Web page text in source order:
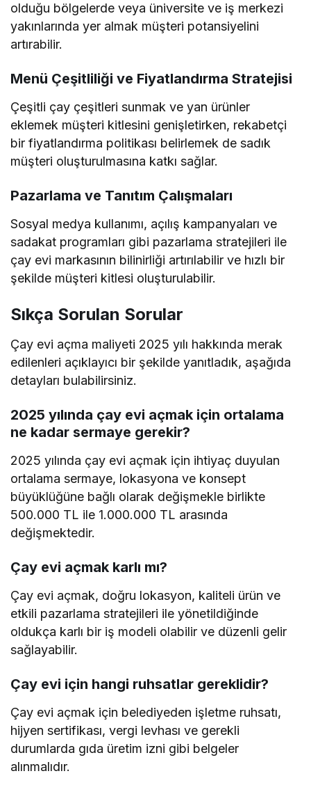
olduğu bölgelerde veya üniversite ve iş merkezi
yakınlarında yer almak müşteri potansiyelini
artırabilir.
Menü Çeşitliliği ve Fiyatlandırma Stratejisi
Çeşitli çay çeşitleri sunmak ve yan ürünler
eklemek müşteri kitlesini genişletirken, rekabetçi
bir fiyatlandırma politikası belirlemek de sadık
müşteri oluşturulmasına katkı sağlar.
Pazarlama ve Tanıtım Çalışmaları
Sosyal medya kullanımı, açılış kampanyaları ve
sadakat programları gibi pazarlama stratejileri ile
çay evi markasının bilinirliği artırılabilir ve hızlı bir
şekilde müşteri kitlesi oluşturulabilir.
Sıkça Sorulan Sorular
Çay evi açma maliyeti 2025 yılı hakkında merak
edilenleri açıklayıcı bir şekilde yanıtladık, aşağıda
detayları bulabilirsiniz.
2025 yılında çay evi açmak için ortalama
ne kadar sermaye gerekir?
2025 yılında çay evi açmak için ihtiyaç duyulan
ortalama sermaye, lokasyona ve konsept
büyüklüğüne bağlı olarak değişmekle birlikte
500.000 TL ile 1.000.000 TL arasında
değişmektedir.
Çay evi açmak karlı mı?
Çay evi açmak, doğru lokasyon, kaliteli ürün ve
etkili pazarlama stratejileri ile yönetildiğinde
oldukça karlı bir iş modeli olabilir ve düzenli gelir
sağlayabilir.
Çay evi için hangi ruhsatlar gereklidir?
Çay evi açmak için belediyeden işletme ruhsatı,
hijyen sertifikası, vergi levhası ve gerekli
durumlarda gıda üretim izni gibi belgeler
alınmalıdır.